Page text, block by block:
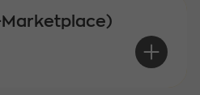
Marketplace)